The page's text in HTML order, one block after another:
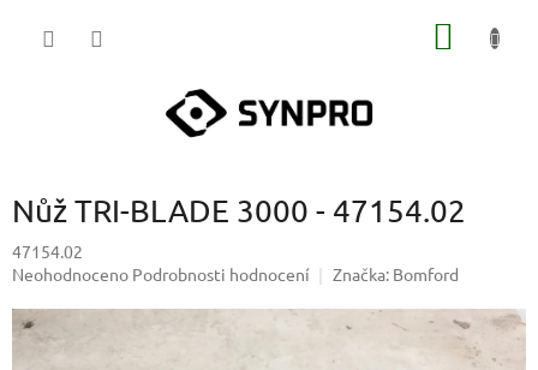
Nůž TRI-BLADE 3000 - 47154.02
47154.02
Průměrné
produktu
je
Neohodnoceno Podrobnosti hodnocení Značka: Bomford